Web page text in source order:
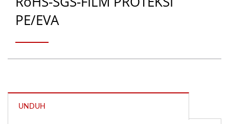
Akrilik | Kao-Chia Plastics Co.,
Ltd.
PE/EVA
UNDUH